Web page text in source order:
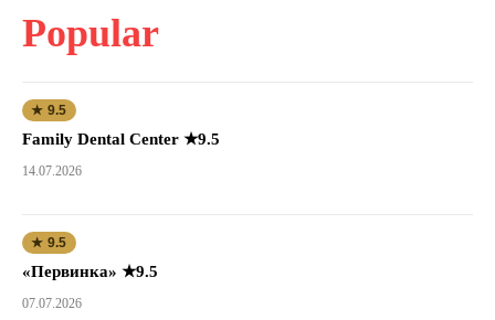
Popular
★ 9.5
Family Dental Center ★9.5
14.07.2026
★ 9.5
«Первинка» ★9.5
07.07.2026